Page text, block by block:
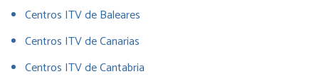
Centros ITV de Baleares
Centros ITV de Canarias
Centros ITV de Cantabria